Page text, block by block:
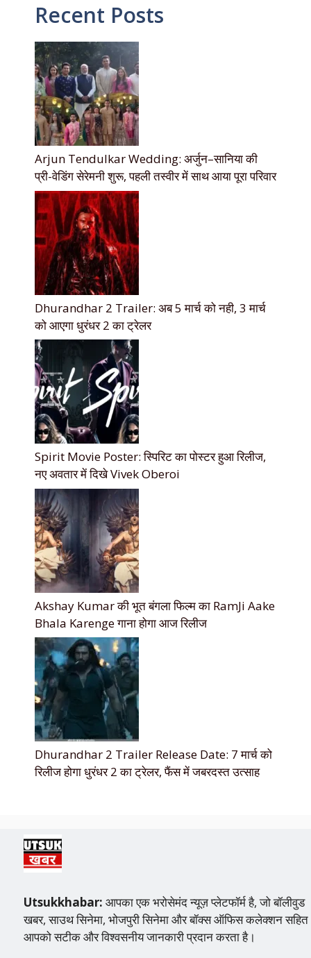
Recent Posts
Arjun Tendulkar Wedding: अर्जुन–सानिया की
प्री-वेडिंग सेरेमनी शुरू, पहली तस्वीर में साथ आया पूरा परिवार
Dhurandhar 2 Trailer: अब 5 मार्च को नही, 3 मार्च
को आएगा धुरंधर 2 का ट्रेलर
Spirit Movie Poster: स्पिरिट का पोस्टर हुआ रिलीज,
नए अवतार में दिखे Vivek Oberoi
Akshay Kumar की भूत बंगला फिल्म का RamJi Aake
Bhala Karenge गाना होगा आज रिलीज
Dhurandhar 2 Trailer Release Date: 7 मार्च को
रिलीज होगा धुरंधर 2 का ट्रेलर, फैंस में जबरदस्त उत्साह
Utsukkhabar: आपका एक भरोसेमंद न्यूज़ प्लेटफॉर्म है, जो बॉलीवुड
खबर, साउथ सिनेमा, भोजपुरी सिनेमा और बॉक्स ऑफिस कलेक्शन सहित
आपको सटीक और विश्वसनीय जानकारी प्रदान करता है।